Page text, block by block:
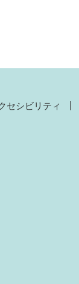
セシビリティ